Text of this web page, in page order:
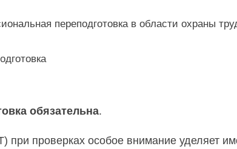
переподготовка в области охраны
обязательна.
при проверках особое внимание уделяет